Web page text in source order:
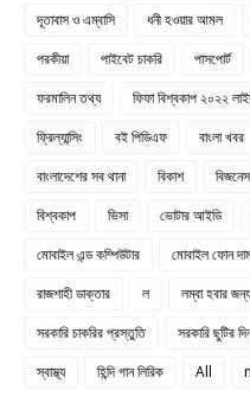
দূতাবাস ও এম্বাসি
ধনী হওয়ার আমল
পরকীয়া
পাইবেট চাকরি পাসপোর্ট
ফরমালিন তথ্য
ফিফা বিশ্বকাপ ২০২২
ফ্রিল্যান্সিং
বই পিডিএফ বাংলা খবর
বাংলাদেশের সব থানা
বিকাশ
বিশ্বকাপ
ভিসা ভোটার আইডি
মোবাইল এন্ড কম্পিউটার
মোবাইল ফোন
রাজশাহী ডাক্তার
ল লম্বা হবার জন্য
সরকারি চাকরির প্রস্তুতি
সরকারি ছুটির
স্বাস্থ্য
হিন্দি গান লিরিক All